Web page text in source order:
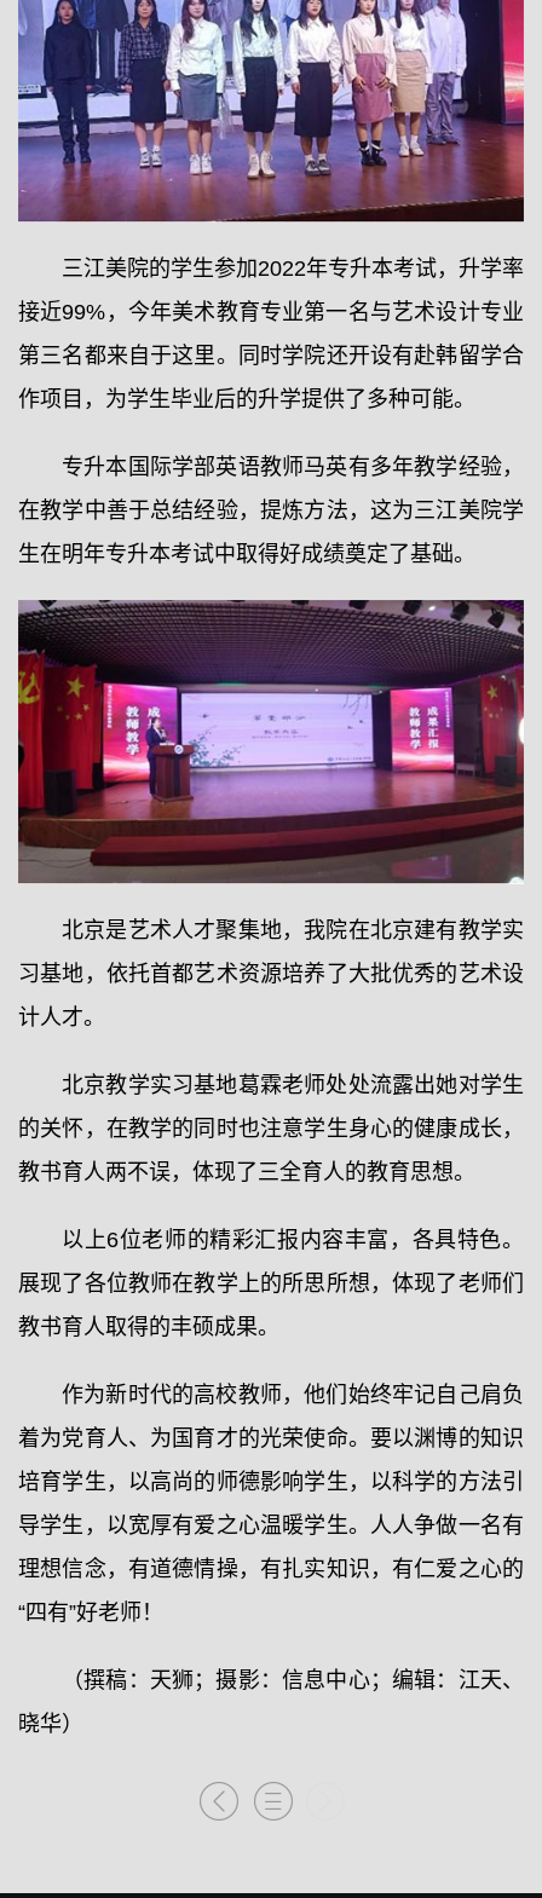
三江美院的学生参加2022年专升本考试，升学率
接近99%，今年美术教育专业第一名与艺术设计专业
第三名都来自于这里。同时学院还开设有赴韩留学合
作项目，为学生毕业后的升学提供了多种可能。
专升本国际学部英语教师马英有多年教学经验，
在教学中善于总结经验，提炼方法，这为三江美院学
生在明年专升本考试中取得好成绩奠定了基础。
北京是艺术人才聚集地，我院在北京建有教学实
习基地，依托首都艺术资源培养了大批优秀的艺术设
计人才。
北京教学实习基地葛霖老师处处流露出她对学生
的关怀，在教学的同时也注意学生身心的健康成长，
教书育人两不误，体现了三全育人的教育思想。
以上6位老师的精彩汇报内容丰富，各具特色。
展现了各位教师在教学上的所思所想，体现了老师们
教书育人取得的丰硕成果。
作为新时代的高校教师，他们始终牢记自己肩负
着为党育人、为国育才的光荣使命。要以渊博的知识
培育学生，以高尚的师德影响学生，以科学的方法引
导学生，以宽厚有爱之心温暖学生。人人争做一名有
理想信念，有道德情操，有扎实知识，有仁爱之心的
“四有”好老师！
（撰稿：天狮；摄影：信息中心；编辑：江天、
晓华）